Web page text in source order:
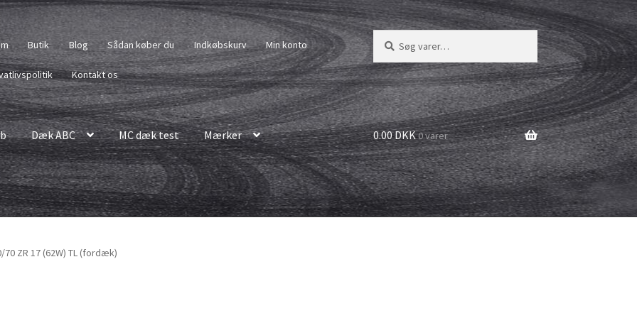
Butik Blog Sådan køber du Indkøbskurv Min konto
Kontakt os
Søg
efter:
Søg
Dæk ABC MC dæk test Mærker 0.00 DKK0 varer
ZR 17 (62W) TL (fordæk)